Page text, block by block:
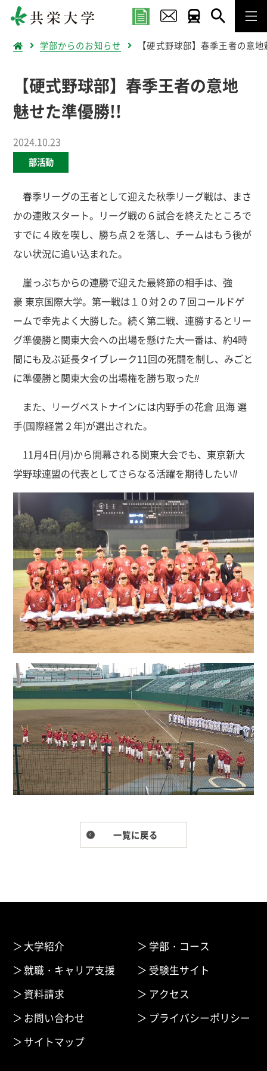
学部からのお知らせ 【硬式野球部】春季王者の意
【硬式野球部】春季王者の意地
魅せた準優勝!!
2024.10.23
部活動
春季リーグの王者として迎えた秋季リーグ戦は、まさ
かの連敗スタート。リーグ戦の６試合を終えたところで
すでに４敗を喫し、勝ち点２を落し、チームはもう後が
ない状況に追い込まれた。
崖っぷちからの連勝で迎えた最終節の相手は、強
豪 東京国際大学。第一戦は１０対２の７回コールドゲ
ームで幸先よく大勝した。続く第二戦、連勝するとリー
グ準優勝と関東大会への出場を懸けた大一番は、約4時
間にも及ぶ延長タイブレーク11回の死闘を制し、みごと
に準優勝と関東大会の出場権を勝ち取った‼
また、リーグベストナインには内野手の花倉 凪海 選
手(国際経営２年)が選出された。
11月4日(月)から開幕される関東大会でも、東京新大
学野球連盟の代表としてさらなる活躍を期待したい‼
一覧に戻る
大学紹介
学部・コース
就職・キャリア支援
受験生サイト
資料請求
アクセス
お問い合わせ
プライバシーポリシー
サイトマップ